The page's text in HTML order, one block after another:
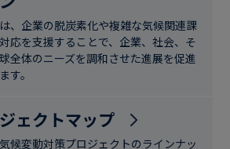
み
飲
料
ス
テ
ー
ス
ス
デ
ィ
、企業の脱炭素化や複雑な気候関連課
応を支援することで、企業、社会、そ
全体のニーズを調和させた進展を促進
す。
ェクトマップ
候変動対策プロジェクトのラインナッ